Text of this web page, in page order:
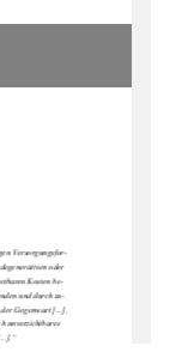
Versorgungsfor-
oder
Kosten be-
und durch zu-
der Gegenwart [...],
unverzichtbares